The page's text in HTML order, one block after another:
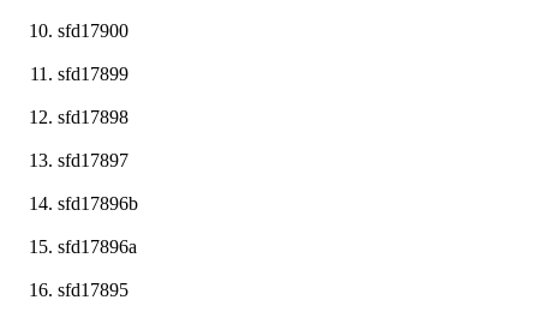
sfd17900
sfd17899
sfd17898
sfd17897
sfd17896b
sfd17896a
sfd17895